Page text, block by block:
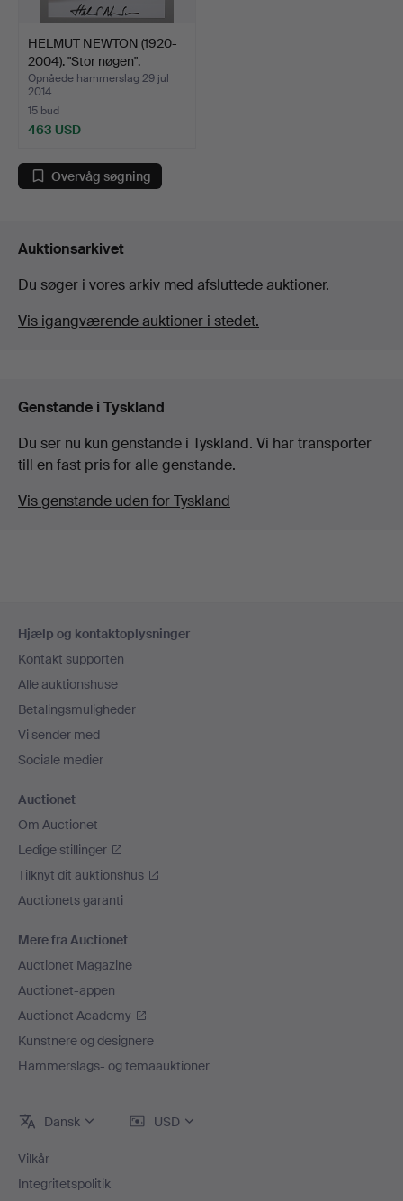
HELMUT NEWTON (1920-
2004). "Stor nøgen".
Opnåede hammerslag 29 jul
2014
15 bud
463 USD
Overvåg søgning
Auktionsarkivet
Du søger i vores arkiv med afsluttede auktioner.
Vis igangværende auktioner i stedet.
Genstande i Tyskland
Du ser nu kun genstande i Tyskland. Vi har transporter
till en fast pris for alle genstande.
Vis genstande uden for Tyskland
Hjælp og kontaktoplysninger
Kontakt supporten
Alle auktionshuse
Betalingsmuligheder
Vi sender med
Sociale medier
Auctionet
Om Auctionet
Ledige stillinger
Tilknyt dit auktionshus
Auctionets garanti
Mere fra Auctionet
Auctionet Magazine
Auctionet-appen
Auctionet Academy
Kunstnere og designere
Hammerslags- og temaauktioner
Dansk USD
Vilkår
Integritetspolitik